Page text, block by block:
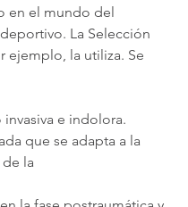
en el mundo del
La Selección
ejemplo, la utiliza. Se
e indolora.
que se adapta a la
la